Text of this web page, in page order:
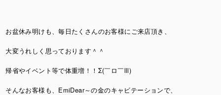
お盆休み明けも、毎日たくさんのお客様にご来店頂き、
大変うれしく思っております＾＾
帰省やイベント等で体重増！！Σ(￣ロ￣lll)
そんなお客様も、EmiDear～の金のキャビテーションで、